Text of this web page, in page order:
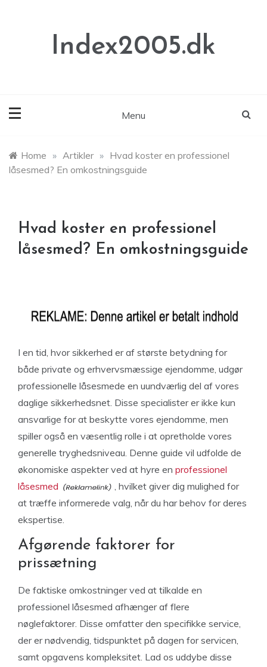
Index2005.dk
Menu
Home » Artikler » Hvad koster en professionel
låsesmed? En omkostningsguide
Hvad koster en professionel
låsesmed? En omkostningsguide
I en tid, hvor sikkerhed er af største betydning for
både private og erhvervsmæssige ejendomme, udgør
professionelle låsesmede en uundværlig del af vores
daglige sikkerhedsnet. Disse specialister er ikke kun
ansvarlige for at beskytte vores ejendomme, men
spiller også en væsentlig rolle i at opretholde vores
generelle tryghedsniveau. Denne guide vil udfolde de
økonomiske aspekter ved at hyre en professionel
låsesmed
, hvilket giver dig mulighed for
at træffe informerede valg, når du har behov for deres
ekspertise.
Afgørende faktorer for
prissætning
De faktiske omkostninger ved at tilkalde en
professionel låsesmed afhænger af flere
nøglefaktorer. Disse omfatter den specifikke service,
der er nødvendig, tidspunktet på dagen for servicen,
samt opgavens kompleksitet. Lad os uddybe disse